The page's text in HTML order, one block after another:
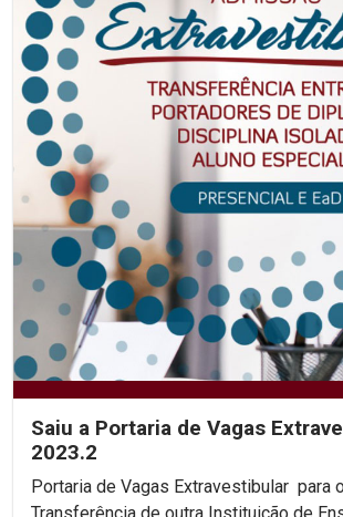
Saiu a Portaria de Vagas
2023.2
Portaria de Vagas Extravestibular para